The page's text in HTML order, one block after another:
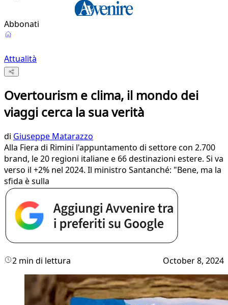
Abbonati
Attualità
Overtourism e clima, il mondo dei
viaggi cerca la sua verità
di Giuseppe Matarazzo
Alla Fiera di Rimini l'appuntamento di settore con 2.700
brand, le 20 regioni italiane e 66 destinazioni estere. Si va
verso il +2% nel 2024. Il ministro Santanché: "Bene, ma la
sfida è sulla
2 min di lettura October 8, 2024